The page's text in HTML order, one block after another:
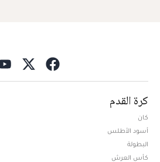
كرة القدم
كان
أسود الأطلس
البطولة
كأس العرش